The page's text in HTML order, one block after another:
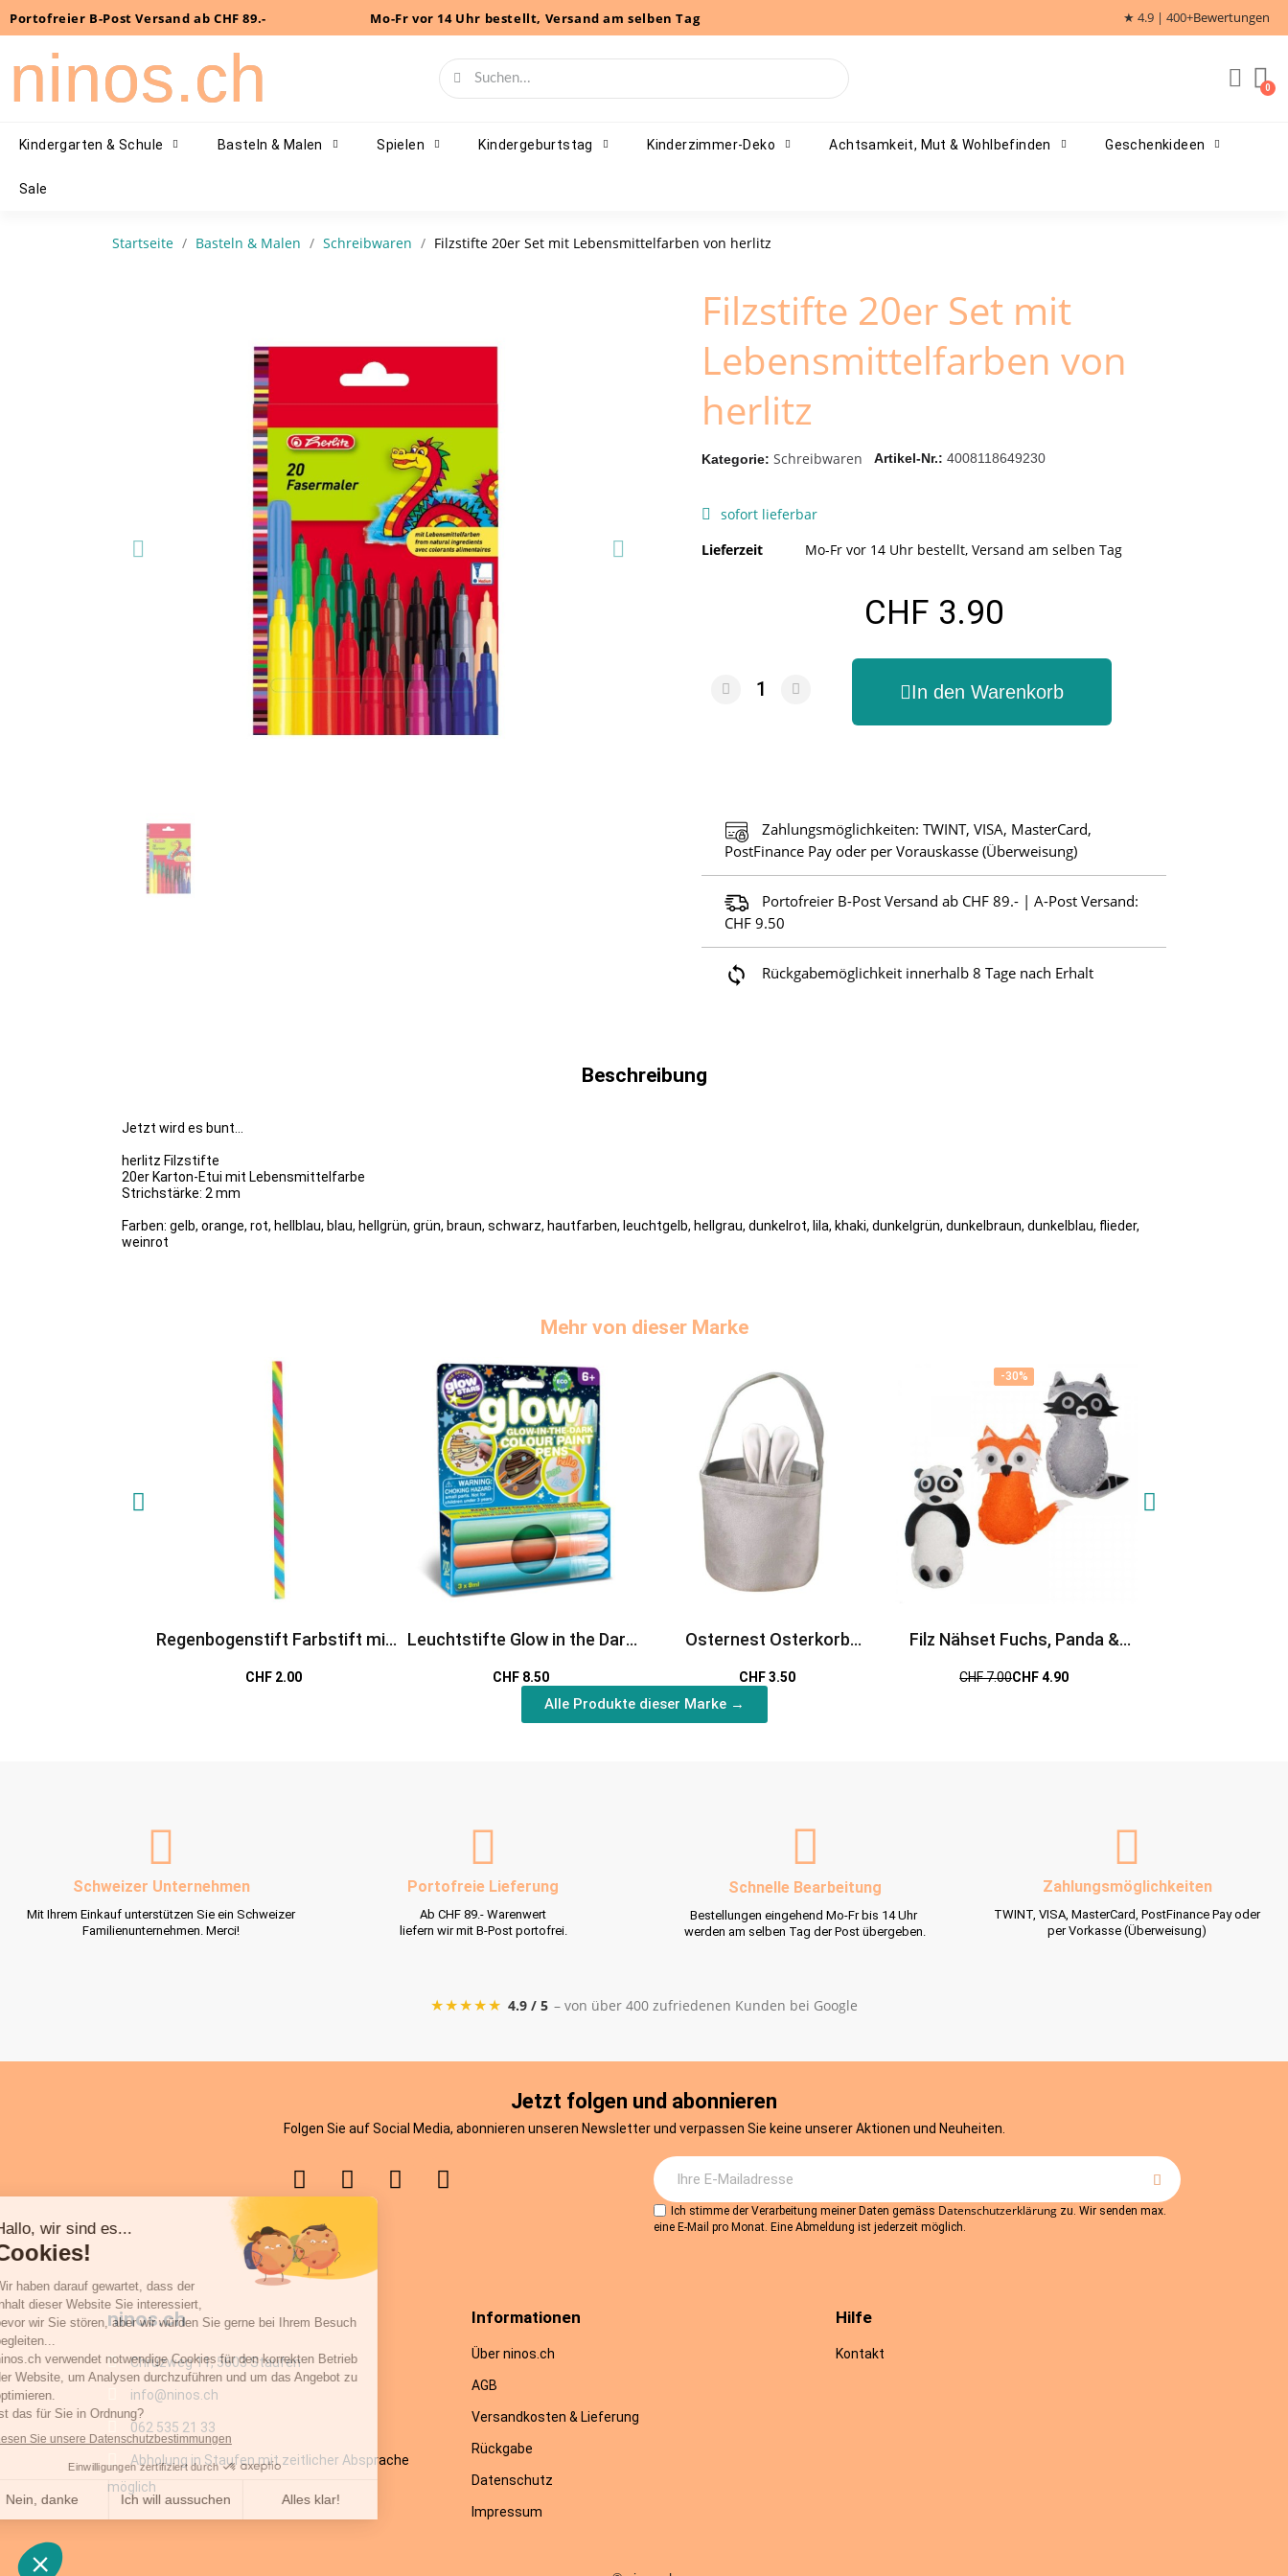
Portofreier B-Post Versand ab CHF 89.- Mo-Fr vor 14 Uhr bestellt, Versand am selben Tag ★ 4.9 | 400+Bewertungen
ninos.ch
Kindergarten & Schule Basteln & Malen Spielen Kindergeburtstag Kinderzimmer-Deko Achtsamkeit, Mut & Wohlbefinden Geschenkideen
Sale
Startseite Basteln & Malen Schreibwaren Filzstifte 20er Set mit Lebensmittelfarben von herlitz
Filzstifte 20er Set mit
Lebensmittelfarben von
herlitz
Kategorie Schreibwaren Artikel-Nr. 4008118649230
sofort lieferbar
Lieferzeit
Mo-Fr vor 14 Uhr bestellt, Versand am selben Tag
CHF 3.90
In den Warenkorb
Zahlungsmöglichkeiten: TWINT, VISA, MasterCard,
PostFinance Pay oder per Vorauskasse (Überweisung)
Portofreier B-Post Versand ab CHF 89.- | A-Post Versand:
CHF 9.50
Rückgabemöglichkeit innerhalb 8 Tage nach Erhalt
Beschreibung
Jetzt wird es bunt...
herlitz Filzstifte
20er Karton-Etui mit Lebensmittelfarbe
Strichstärke: 2 mm
Farben: gelb, orange, rot, hellblau, blau, hellgrün, grün, braun, schwarz, hautfarben, leuchtgelb, hellgrau, dunkelrot, lila, khaki, dunkelgrün, dunkelbraun, dunkelblau, flieder,
weinrot
Mehr von dieser Marke
Regenbogenstift Farbstift mit
CHF 2.00
Leuchtstifte Glow in the Dark
CHF 8.50
Osternest Osterkorb
CHF 3.50
-30%
-30%
Filz Nähset Fuchs, Panda &
CHF 7.00CHF 4.90
Alle Produkte dieser Marke →
Schweizer Unternehmen
Mit Ihrem Einkauf unterstützen Sie ein Schweizer
Familienunternehmen. Merci!
Portofreie Lieferung
Ab CHF 89.- Warenwert
liefern wir mit B-Post portofrei.
Schnelle Bearbeitung
Bestellungen eingehend Mo-Fr bis 14 Uhr
werden am selben Tag der Post übergeben.
Zahlungsmöglichkeiten
TWINT, VISA, MasterCard, PostFinance Pay oder
per Vorkasse (Überweisung)
★★★★★ 4.9 / 5 – von über 400 zufriedenen Kunden bei Google
Jetzt folgen und abonnieren
Folgen Sie auf Social Media, abonnieren unseren Newsletter und verpassen Sie keine unserer Aktionen und Neuheiten.
Ich stimme der Verarbeitung meiner Daten gemäss Datenschutzerklärung zu. Wir senden max.
eine E-Mail pro Monat. Eine Abmeldung ist jederzeit möglich.
ninos.ch
Chrüzweg 11, 5603 Staufen
info@ninos.ch
062 535 21 33
Abholung in Staufen mit zeitlicher Absprache
möglich
Informationen
Über ninos.ch
AGB
Versandkosten & Lieferung
Rückgabe
Datenschutz
Impressum
Hilfe
Kontakt